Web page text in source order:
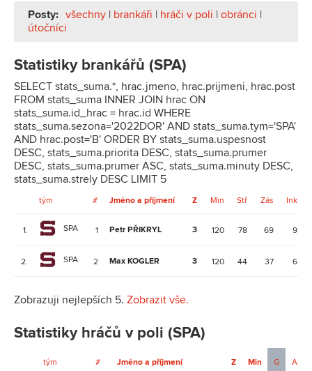
Posty: všechny | brankáři | hráči v poli | obránci |
útočníci
Statistiky brankářů (SPA)
SELECT stats_suma.*, hrac.jmeno, hrac.prijmeni, hrac.post
FROM stats_suma INNER JOIN hrac ON
stats_suma.id_hrac = hrac.id WHERE
stats_suma.sezona='2022DOR' AND stats_suma.tym='SPA'
AND hrac.post='B' ORDER BY stats_suma.uspesnost
DESC, stats_suma.priorita DESC, stats_suma.prumer
DESC, stats_suma.prumer ASC, stats_suma.minuty DESC,
stats_suma.strely DESC LIMIT 5
tým # Jméno a příjmení Z Min Stř Zás Ink
1. SPA 1 Petr PŘIKRYL 3 120 78 69 9
2. SPA 2 Max KOGLER 3 120 44 37 6
Zobrazuji nejlepších 5. Zobrazit vše.
Statistiky hráčů v poli (SPA)
tým # Jméno a příjmení Z Min G A